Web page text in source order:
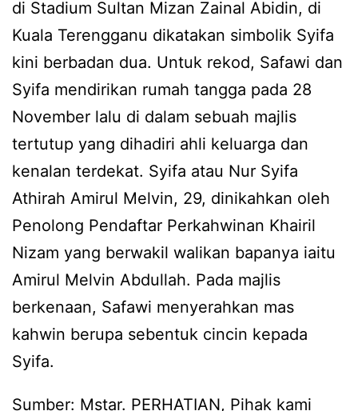
di Stadium Sultan Mizan Zainal Abidin, di
Kuala Terengganu dikatakan simbolik Syifa
kini berbadan dua. Untuk rekod, Safawi dan
Syifa mendirikan rumah tangga pada 28
November lalu di dalam sebuah majlis
tertutup yang dihadiri ahli keluarga dan
kenalan terdekat. Syifa atau Nur Syifa
Athirah Amirul Melvin, 29, dinikahkan oleh
Penolong Pendaftar Perkahwinan Khairil
Nizam yang berwakil walikan bapanya iaitu
Amirul Melvin Abdullah. Pada majlis
berkenaan, Safawi menyerahkan mas
kahwin berupa sebentuk cincin kepada
Syifa.
Sumber: Mstar. PERHATIAN, Pihak kami